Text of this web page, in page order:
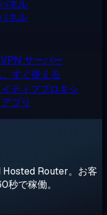
ネル
ネル
サーバー
すぐ使える
ティブプロキシ
プリ
Hosted Router。お客
で稼働。